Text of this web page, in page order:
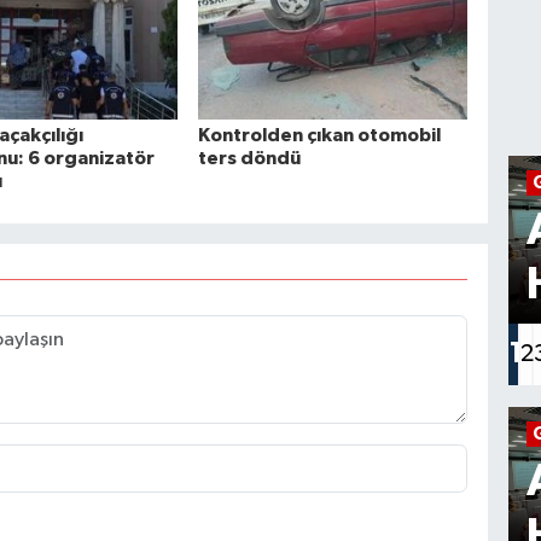
6 organizatör
Kontrolden çıkan otomobil
ters döndü
ağır 2 yaralı
12